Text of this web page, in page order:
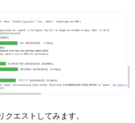
エストしてみます。